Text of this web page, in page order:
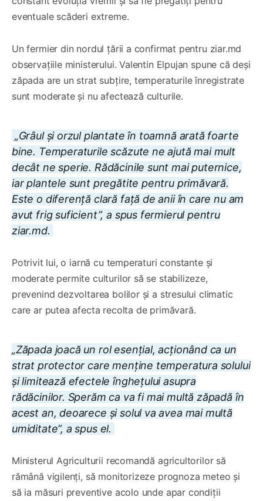
eventuale scăderi extreme.
Un fermier din nordul țării a confirmat pentru ziar.md
observațiile ministerului. Valentin Elpujan spune că deși
zăpada are un strat subțire, temperaturile înregistrate
sunt moderate și nu afectează culturile.
„Grâul și orzul plantate în toamnă arată foarte
bine. Temperaturile scăzute ne ajută mai mult
decât ne sperie. Rădăcinile sunt mai puternice,
iar plantele sunt pregătite pentru primăvară.
Este o diferență clară față de anii în care nu am
avut frig suficient”, a spus fermierul pentru
ziar.md.
Potrivit lui, o iarnă cu temperaturi constante și
moderate permite culturilor să se stabilizeze,
prevenind dezvoltarea bolilor și a stresului climatic
care ar putea afecta recolta de primăvară.
„Zăpada joacă un rol esențial, acționând ca un
strat protector care menține temperatura solului
și limitează efectele înghețului asupra
rădăcinilor. Sperăm ca va fi mai multă zăpadă în
acest an, deoarece și solul va avea mai multă
umiditate”, a spus el.
Ministerul Agriculturii recomandă agricultorilor să
rămână vigilenți, să monitorizeze prognoza meteo și
să ia măsuri preventive acolo unde apar condiții